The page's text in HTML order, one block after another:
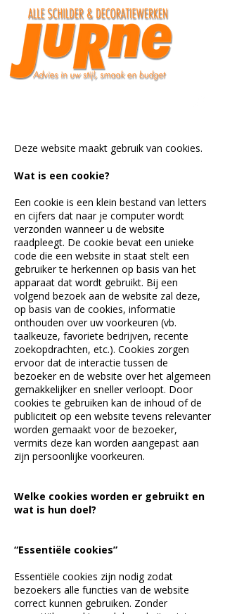
Deze website maakt gebruik van cookies.
Wat is een cookie?
Een cookie is een klein bestand van letters
en cijfers dat naar je computer wordt
verzonden wanneer u de website
raadpleegt. De cookie bevat een unieke
code die een website in staat stelt een
gebruiker te herkennen op basis van het
apparaat dat wordt gebruikt. Bij een
volgend bezoek aan de website zal deze,
op basis van de cookies, informatie
onthouden over uw voorkeuren (vb.
taalkeuze, favoriete bedrijven, recente
zoekopdrachten, etc.). Cookies zorgen
ervoor dat de interactie tussen de
bezoeker en de website over het algemeen
gemakkelijker en sneller verloopt. Door
cookies te gebruiken kan de inhoud of de
publiciteit op een website tevens relevanter
worden gemaakt voor de bezoeker,
vermits deze kan worden aangepast aan
zijn persoonlijke voorkeuren.
Welke cookies worden er gebruikt en
wat is hun doel?
“Essentiële cookies”
Essentiële cookies zijn nodig zodat
bezoekers alle functies van de website
correct kunnen gebruiken. Zonder